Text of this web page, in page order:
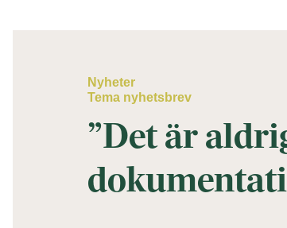
Nyheter
Tema nyhetsbrev
”Det är